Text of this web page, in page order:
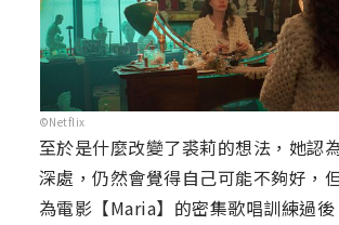
©Netflix
至於是什麼改變了裘莉的想法，她認
深處，仍然會覺得自己可能不夠好，
為電影【Maria】的密集歌唱訓練過